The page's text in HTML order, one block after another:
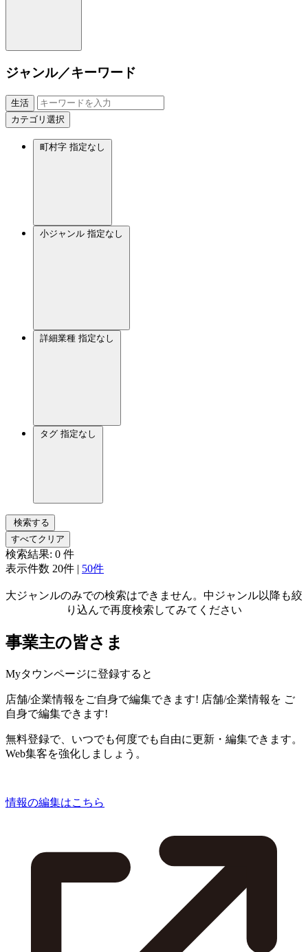
ジャンル／キーワード
生活
カテゴリ選択
町村字 指定なし
小ジャンル 指定なし
詳細業種 指定なし
タグ 指定なし
検索する
すべてクリア
検索結果: 0 件
表示件数 20件 | 50件
大ジャンルのみでの検索はできません。中ジャンル以降も絞
り込んで再度検索してみてください
事業主の皆さま
Myタウンページに登録すると
店舗/企業情報をご自身で編集できます! 店舗/企業情報を ご
自身で編集できます!
無料登録で、いつでも何度でも自由に更新・編集できます。
Web集客を強化しましょう。
情報の編集はこちら